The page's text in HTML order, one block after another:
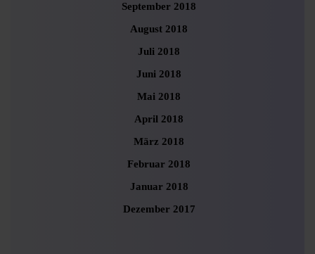
September 2018
August 2018
Juli 2018
Juni 2018
Mai 2018
April 2018
März 2018
Februar 2018
Januar 2018
Dezember 2017